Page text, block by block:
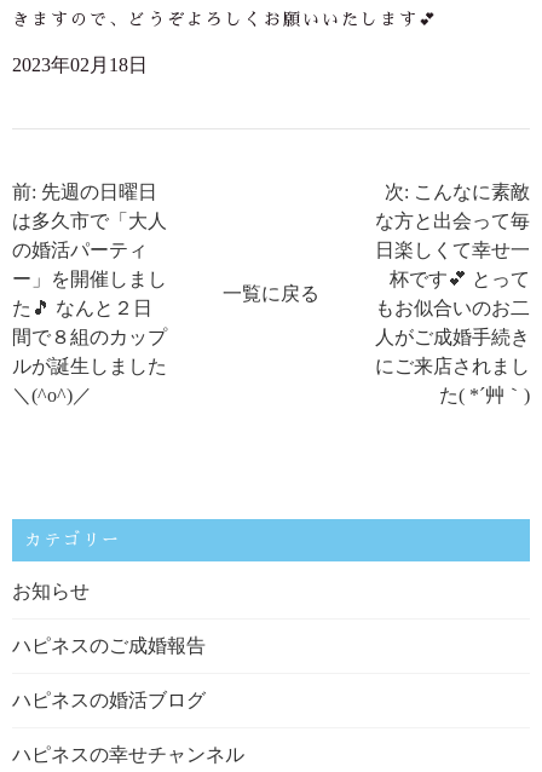
きますので、どうぞよろしくお願いいたします💕
2023年02月18日
前: 先週の日曜日
は多久市で「大人
の婚活パーティ
ー」を開催しまし
た🎵 なんと２日
間で８組のカップ
ルが誕生しました
＼(^o^)／
一覧に戻る
次: こんなに素敵
な方と出会って毎
日楽しくて幸せ一
杯です💕 とって
もお似合いのお二
人がご成婚手続き
にご来店されまし
た( *´艸｀)
カテゴリー
お知らせ
ハピネスのご成婚報告
ハピネスの婚活ブログ
ハピネスの幸せチャンネル